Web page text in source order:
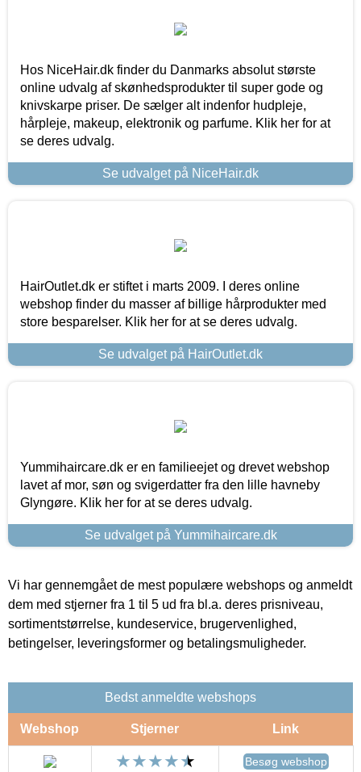
Hos NiceHair.dk finder du Danmarks absolut største
online udvalg af skønhedsprodukter til super gode og
knivskarpe priser. De sælger alt indenfor hudpleje,
hårpleje, makeup, elektronik og parfume. Klik her for at
se deres udvalg.
Se udvalget på NiceHair.dk
HairOutlet.dk er stiftet i marts 2009. I deres online
webshop finder du masser af billige hårprodukter med
store besparelser. Klik her for at se deres udvalg.
Se udvalget på HairOutlet.dk
Yummihaircare.dk er en familieejet og drevet webshop
lavet af mor, søn og svigerdatter fra den lille havneby
Glyngøre. Klik her for at se deres udvalg.
Se udvalget på Yummihaircare.dk
Vi har gennemgået de mest populære webshops og anmeldt
dem med stjerner fra 1 til 5 ud fra bl.a. deres prisniveau,
sortimentstørrelse, kundeservice, brugervenlighed,
betingelser, leveringsformer og betalingsmuligheder.
Bedst anmeldte webshops
Webshop Stjerner Link
Besøg webshop